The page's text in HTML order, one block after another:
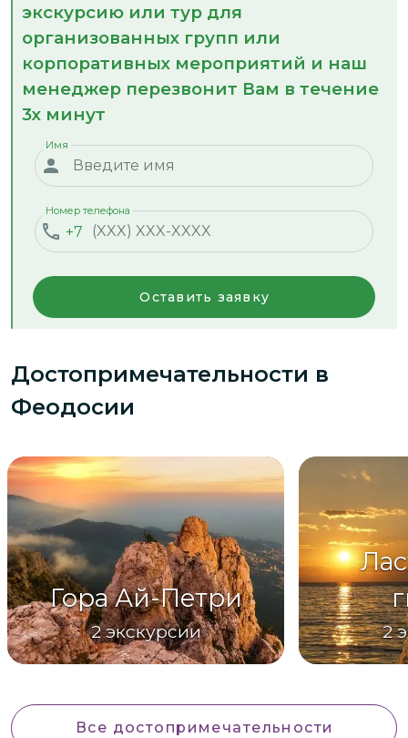
экскурсию или тур для
организованных групп или
корпоративных мероприятий и наш
менеджер перезвонит Вам в течение
3х минут
Имя
+7
Номер телефона
Оставить заявку
Достопримечательности в
Феодосии
Гора Ай-Петри
2 экскурсии 2
Все достопримечательности